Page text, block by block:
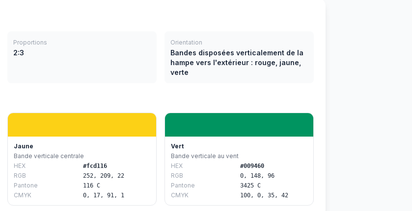
Proportions
2:3
Orientation
Bandes disposées verticalement de la
hampe vers l'extérieur : rouge, jaune,
verte
Jaune
Bande verticale centrale
HEX
#fcd116
RGB 252, 209, 22
Pantone 116 C
CMYK 0, 17, 91, 1
Vert
Bande verticale au vent
HEX
#009460
RGB 0, 148, 96
Pantone 3425 C
CMYK 100, 0, 35, 42